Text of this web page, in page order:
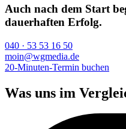
Auch nach dem Start
dauerhaften Erfolg.
040 · 53 53 16 50
moin@wgmedia.de
20-Minuten-Termin buchen
Was uns im